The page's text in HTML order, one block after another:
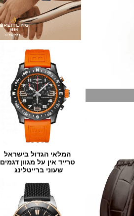
המלאי הגדול בישראל
טרייד אין על מגוון דגמים
שעוני ברייטלינג